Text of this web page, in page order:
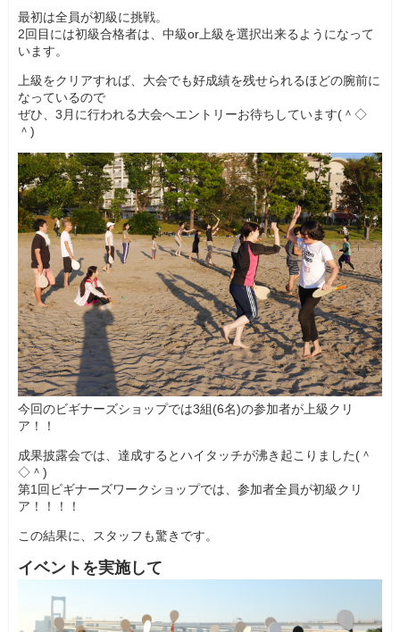
最初は全員が初級に挑戦。
2回目には初級合格者は、中級or上級を選択出来るようになって
います。
上級をクリアすれば、大会でも好成績を残せられるほどの腕前に
なっているので
ぜひ、3月に行われる大会へエントリーお待ちしています(＾◇
＾)
今回のビギナーズショップでは3組(6名)の参加者が上級クリ
ア！！
成果披露会では、達成するとハイタッチが沸き起こりました(＾
◇＾)
第1回ビギナーズワークショップでは、参加者全員が初級クリ
ア！！！！
この結果に、スタッフも驚きです。
イベントを実施して